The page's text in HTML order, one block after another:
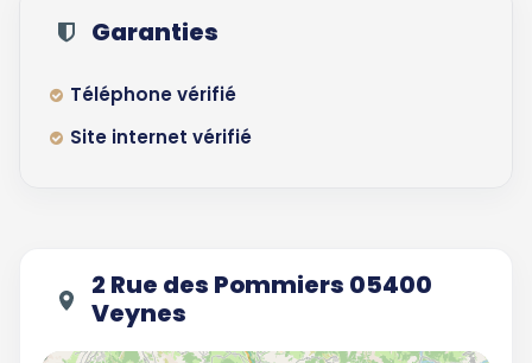
Garanties
Téléphone vérifié
Site internet vérifié
2 Rue des Pommiers 05400
Veynes